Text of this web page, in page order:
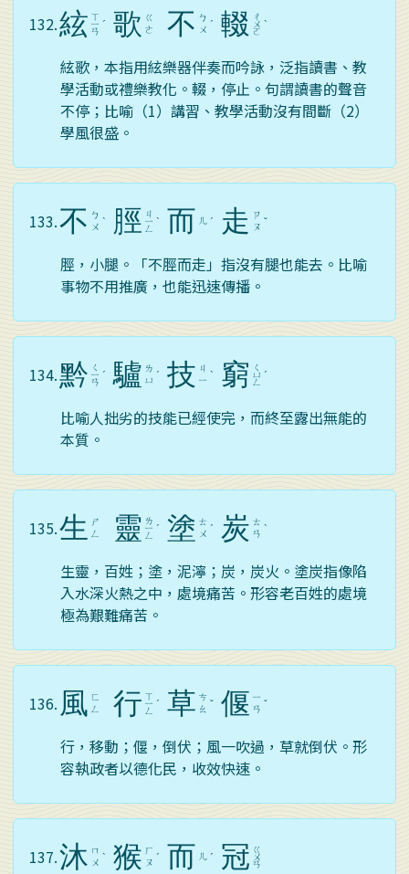
132.絃 ㄒ
ㄧ
ㄢ
ˊ 歌 ㄍ
ㄜ
不 ㄅ
ㄨ ˊ 輟 ㄔ
ㄨ
ㄛ
ˋ
絃歌，本指用絃樂器伴奏而吟詠，泛指讀書、教
學活動或禮樂教化。輟，停止。句謂讀書的聲音
不停；比喻（1）講習、教學活動沒有間斷（2）
學風很盛。
133.不 ㄅ
ㄨ ˋ 脛 ㄐ
ㄧ
ㄥ
ˋ 而 ㄦ ˊ 走 ㄗ
ㄡ ˇ
脛，小腿。「不脛而走」指沒有腿也能去。比喻
事物不用推廣，也能迅速傳播。
134.黔 ㄑ
ㄧ
ㄢ
ˊ 驢 ㄌ
ㄩ ˊ 技 ㄐ
ㄧ ˋ 窮 ㄑ
ㄩ
ㄥ
ˊ
比喻人拙劣的技能已經使完，而終至露出無能的
本質。
135.生
ㄕ
ㄥ
靈 ㄌ
ㄧ
ㄥ
ˊ 塗 ㄊ
ㄨ ˊ 炭 ㄊ
ㄢ ˋ
生靈，百姓；塗，泥濘；炭，炭火。塗炭指像陷
入水深火熱之中，處境痛苦。形容老百姓的處境
極為艱難痛苦。
136. 風 ㄈ
ㄥ
行 ㄒ
ㄧ
ㄥ
ˊ 草 ㄘ
ㄠ ˇ 偃 ㄧ
ㄢ ˇ
行，移動；偃，倒伏；風一吹過，草就倒伏。形
容執政者以德化民，收效快速。
137.沐 ㄇ
ㄨ ˋ 猴 ㄏ
ㄡ ˊ 而 ㄦ ˊ 冠 ㄍ
ㄨ
ㄢ